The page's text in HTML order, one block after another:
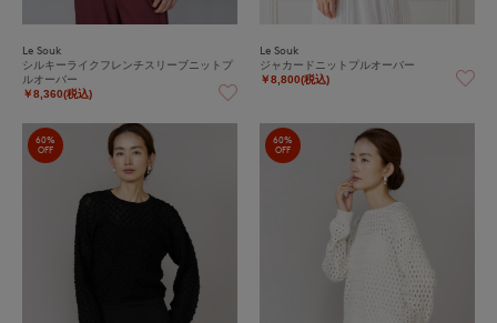
Le Souk
シルキーライクフレンチスリーブニットプ
ルオーバー
￥8,360(税込)
Le Souk
ジャカードニットプルオーバー
￥8,800(税込)
60%
OFF
60%
OFF